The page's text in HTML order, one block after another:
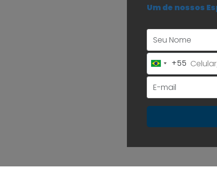
Um de nossos
Brazil
+55
+55